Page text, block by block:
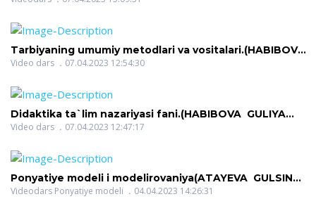
Tarbiyaning umumiy metodlari va vositalari.(HABIBOVA
GULIYA GAYBILLOYEVNA)
Video dars 07.04.2023 12:54:30
Didaktika ta`lim nazariyasi fani.(HABIBOVA GULIYA
GAYBILLOYEVNA)
Video dars 07.04.2023 12:47:17
Ponyatiye modeli i modelirovaniya(ATAYEVA GULSINA
ISRAILOVNA)
Videodars Ponyatiye modeli 04.04.2023 14:26:31